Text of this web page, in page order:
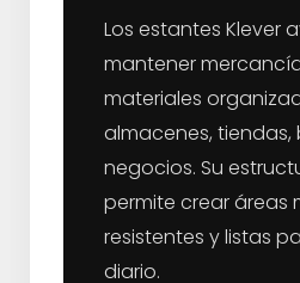
Los estantes Klever
mantener
materiales
almacenes,
negocios. Su
permite crear áreas
resistentes y listas
diario.